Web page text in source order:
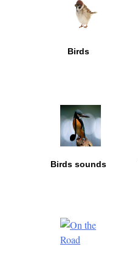
Birds
Birds sounds